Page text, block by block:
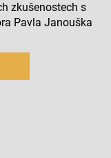
zkušenostech s
Pavla Janouška